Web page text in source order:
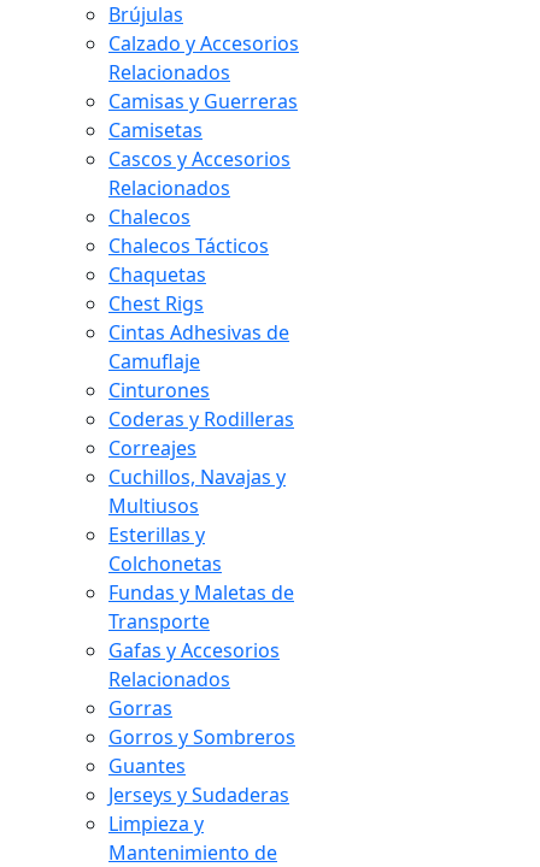
Brújulas
Calzado y Accesorios
Relacionados
Camisas y Guerreras
Camisetas
Cascos y Accesorios
Relacionados
Chalecos
Chalecos Tácticos
Chaquetas
Chest Rigs
Cintas Adhesivas de
Camuflaje
Cinturones
Coderas y Rodilleras
Correajes
Cuchillos, Navajas y
Multiusos
Esterillas y
Colchonetas
Fundas y Maletas de
Transporte
Gafas y Accesorios
Relacionados
Gorras
Gorros y Sombreros
Guantes
Jerseys y Sudaderas
Limpieza y
Mantenimiento de